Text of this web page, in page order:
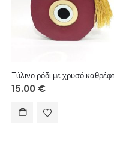
15.00 €